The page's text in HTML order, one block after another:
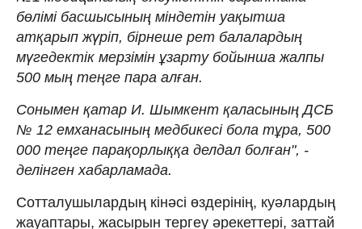
бөлімі басшысының міндетін уақытша
атқарып жүріп, бірнеше рет балалардың
мүгедектік мерзімін ұзарту бойынша жалпы
500 мың теңге пара алған.
Сонымен қатар И. Шымкент қаласының ДСБ
№ 12 емханасының медбикесі бола тұра, 500
000 теңге парақорлыққа делдал болған", -
делінген хабарламада.
Сотталушылардың кінәсі өздерінің, куәлардың
жауаптары, жасырын тергеу әрекеттері, заттай